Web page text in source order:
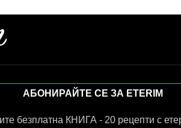
АБОНИРАЙТЕ СЕ ЗА ETERIM
безплатна КНИГА - 20 рецепти с